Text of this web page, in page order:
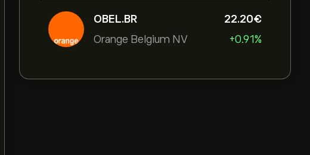
OBEL.BR
Orange Belgium NV
22.20‎€‎
+0.91%